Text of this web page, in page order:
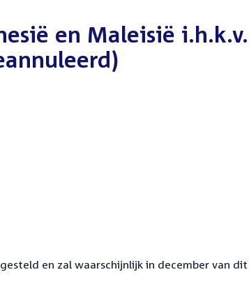
en Maleisië i.h.k.v.
en zal waarschijnlijk in december van